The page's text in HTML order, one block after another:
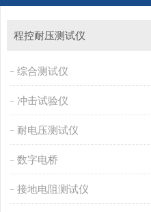
程控耐压测试仪
综合测试仪
冲击试验仪
耐电压测试仪
数字电桥
接地电阻测试仪